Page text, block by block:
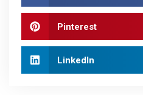
Pinterest
LinkedIn